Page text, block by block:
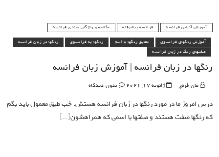
آموزش آنلاین فرانسه فرانسه پیشرفته مکالمه و واژگان مبتدی فرانسه
آموزش رنگهای فرانسوی تطابق رنگها با اسم رنگها به فرانسوی
رنگها در زبان فرانسه
صفتهای رنگ در زبان فرانسه
رنگها در زبان فرانسه | آموزش زبان فرانسه
مای فرنچ ژانویه 17, 2021 بدون دیدگاه
درس امروز ما در مورد رنگها در زبان فرانسه هستش. خب طبق معمول باید بگم
که رنگها صفت هستند و صفتها با اسمی که همراهشون